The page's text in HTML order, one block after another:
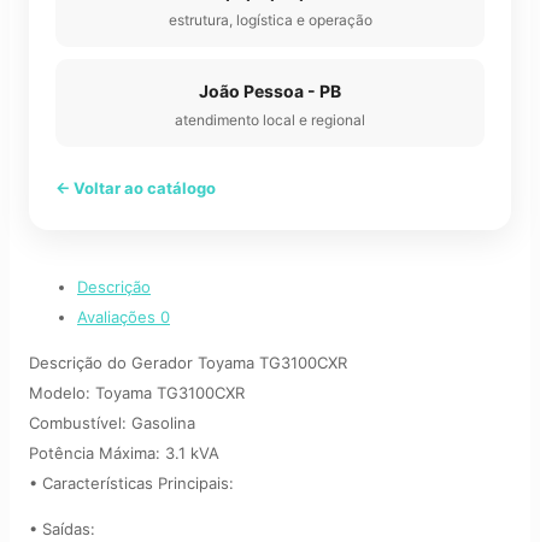
estrutura, logística e operação
João Pessoa - PB
atendimento local e regional
← Voltar ao catálogo
Descrição
Avaliações 0
Descrição do Gerador Toyama TG3100CXR
Modelo: Toyama TG3100CXR
Combustível: Gasolina
Potência Máxima: 3.1 kVA
• Características Principais:
• Saídas: